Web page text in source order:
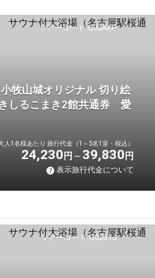
ツアーコード Q02AXP
牧山城オリジナル 切り絵
しるこまき2館共通券 愛
人1名様あたり 旅行代金（1～5名1室・税込）
24,230 円 39,830 円
表示旅行代金について
ツアーコード Q02B1J